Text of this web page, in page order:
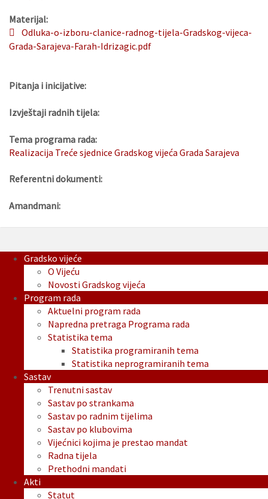
Materijal:
Odluka-o-izboru-clanice-radnog-tijela-Gradskog-vijeca-
Grada-Sarajeva-Farah-Idrizagic.pdf
Pitanja i inicijative:
Izvještaji radnih tijela:
Tema programa rada:
Realizacija Treće sjednice Gradskog vijeća Grada Sarajeva
Referentni dokumenti:
Amandmani:
Gradsko vijeće
O Vijeću
Novosti Gradskog vijeća
Program rada
Aktuelni program rada
Napredna pretraga Programa rada
Statistika tema
Statistika programiranih tema
Statistika neprogramiranih tema
Sastav
Trenutni sastav
Sastav po strankama
Sastav po radnim tijelima
Sastav po klubovima
Vijećnici kojima je prestao mandat
Radna tijela
Prethodni mandati
Akti
Statut